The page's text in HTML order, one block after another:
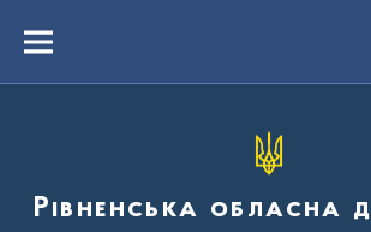
вмістуMenu
Рівненська обласна